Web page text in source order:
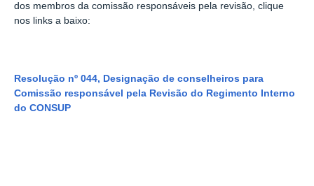
dos membros da comissão responsáveis pela revisão, clique
nos links a baixo:
Resolução nº 044, Designação de conselheiros para
Comissão responsável pela Revisão do Regimento Interno
do CONSUP